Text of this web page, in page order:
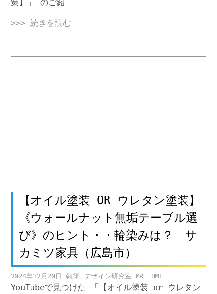
策】」 のご紹
>>> 続きを読む
【オイル塗装 OR ウレタン塗装】
《ウォールナット無垢テーブル選
び》のヒント・・輪染みは？ サ
カミツ家具（広島市）
2024年12月20日 デザイン研究室 MR. UMI
YouTubeで見つけた 「【オイル塗装 or ウレタン